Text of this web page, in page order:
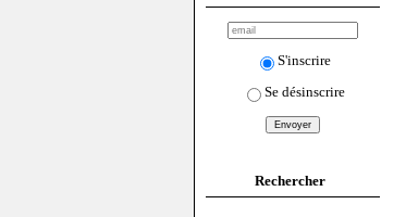
S'inscrire
Se désinscrire
Rechercher